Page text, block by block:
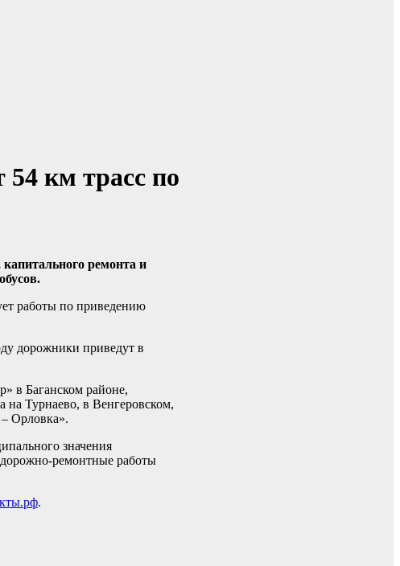
км трасс по
ремонта и
работы по приведению
дорожники приведут в
в Баганском районе,
на Турнаево, в Венгеровском,
Орловка».
значения
ремонтные работы
.